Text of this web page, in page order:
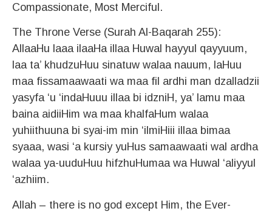
Compassionate, Most Merciful.
The Throne Verse (Surah Al-Baqarah 255):
AllaaHu laaa ilaaHa illaa Huwal hayyul qayyuum,
laa ta’ khudzuHuu sinatuw walaa nauum, laHuu
maa fissamaawaati wa maa fil ardhi man dzalladzii
yasyfa ‘u ‘indaHuuu illaa bi idzniH, ya’ lamu maa
baina aidiiHim wa maa khalfaHum walaa
yuhiithuuna bi syai-im min ‘ilmiHiii illaa bimaa
syaaa, wasi ‘a kursiy yuHus samaawaati wal ardha
walaa ya-uuduHuu hifzhuHumaa wa Huwal ‘aliyyul
‘azhiim.
Allah – there is no god except Him, the Ever-